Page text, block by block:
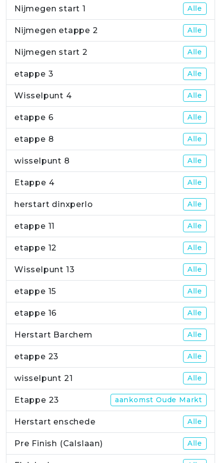
Nijmegen start 1 Alle
Nijmegen etappe 2 Alle
Nijmegen start 2 Alle
etappe 3 Alle
Wisselpunt 4 Alle
etappe 6 Alle
etappe 8 Alle
wisselpunt 8 Alle
Etappe 4 Alle
herstart dinxperlo Alle
etappe 11 Alle
etappe 12 Alle
Wisselpunt 13 Alle
etappe 15 Alle
etappe 16 Alle
Herstart Barchem Alle
etappe 23 Alle
wisselpunt 21 Alle
Etappe 23 aankomst Oude Markt
Herstart enschede Alle
Pre Finish (Calslaan) Alle